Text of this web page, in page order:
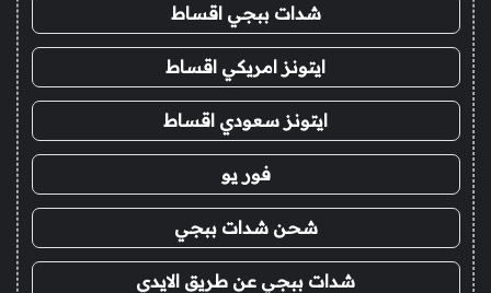
شدات ببجي اقساط
ايتونز امريكي اقساط
ايتونز سعودي اقساط
فور يو
شحن شدات ببجي
شدات ببجي عن طريق الايدي